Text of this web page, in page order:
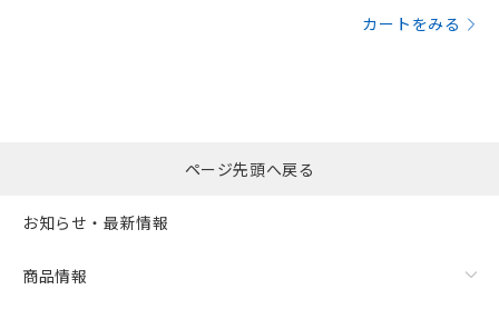
カートをみる
ページ先頭へ戻る
お知らせ・最新情報
商品情報